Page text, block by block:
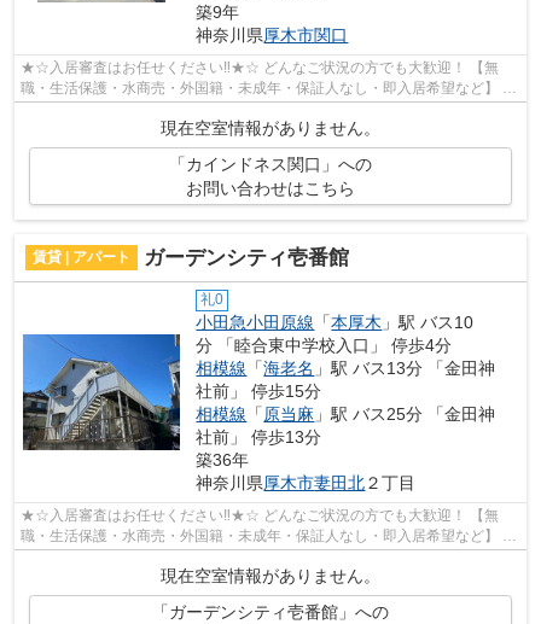
築9年
神奈川県厚木市関口
★☆入居審査はお任せください‼★☆ どんなご状況の方でも大歓迎！ 【無
職・生活保護・水商売・外国籍・未成年・保証人なし・即入居希望など】 ネ
ット非公開の物件からもお探し致します‼ ...
現在空室情報がありません。
「カインドネス関口」への
お問い合わせはこちら
賃貸 | アパート ガーデンシティ壱番館
礼0
小田急小田原線 「本厚木 」駅 バス10
分 「睦合東中学校入口」 停歩4分
相模線 「海老名 」駅 バス13分 「金田神
社前」 停歩15分
相模線 「原当麻 」駅 バス25分 「金田神
社前」 停歩13分
築36年
神奈川県厚木市妻田北２丁目
★☆入居審査はお任せください‼★☆ どんなご状況の方でも大歓迎！ 【無
職・生活保護・水商売・外国籍・未成年・保証人なし・即入居希望など】 ネ
現在空室情報がありません。
「ガーデンシティ壱番館」への